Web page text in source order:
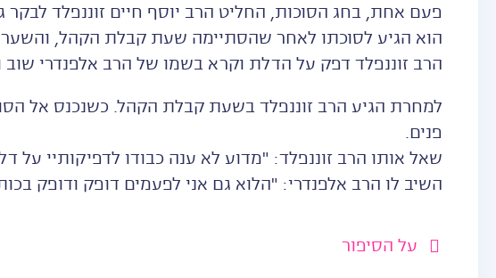
פעם אחת, בחג הסוכות, החליט הרב יוסף חיים זוננפלד לבקר
הוא הגיע לסוכתו לאחר שהסתיימה שעת קבלת הקהל, והשער
הרב זוננפלד דפק על הדלת וקרא בשמו של הרב אלפנדרי
למחרת הגיע הרב זוננפלד בשעת קבלת הקהל. כשנכנס אל
פנים.
שאל אותו הרב זוננפלד: "מדוע לא ענה כבודו לדפיקותיי על
השיב לו הרב אלפנדרי: "הלוא גם אני לפעמים דופק ודופק
על הסיפור